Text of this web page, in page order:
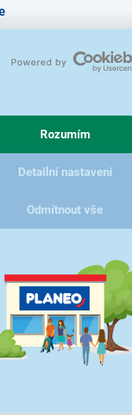
Rozumím
Detailní nastavení
Odmítnout vše
s výrazným